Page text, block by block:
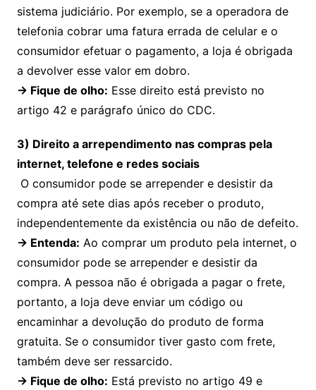
sistema judiciário. Por exemplo, se a operadora de
telefonia cobrar uma fatura errada de celular e o
consumidor efetuar o pagamento, a loja é obrigada
a devolver esse valor em dobro.
→ Fique de olho: Esse direito está previsto no
artigo 42 e parágrafo único do CDC.
3) Direito a arrependimento nas compras pela
internet, telefone e redes sociais
O consumidor pode se arrepender e desistir da
compra até sete dias após receber o produto,
independentemente da existência ou não de defeito.
→ Entenda: Ao comprar um produto pela internet, o
consumidor pode se arrepender e desistir da
compra. A pessoa não é obrigada a pagar o frete,
portanto, a loja deve enviar um código ou
encaminhar a devolução do produto de forma
gratuita. Se o consumidor tiver gasto com frete,
também deve ser ressarcido.
→ Fique de olho: Está previsto no artigo 49 e